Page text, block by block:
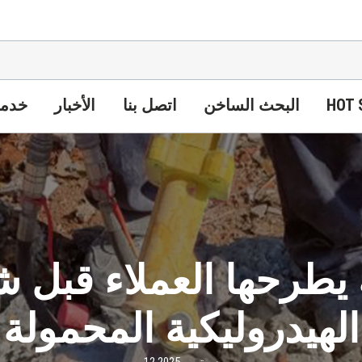
الأخبار اتصل بنا البحث الساخن HOT
الهيدروليكية المحمولة